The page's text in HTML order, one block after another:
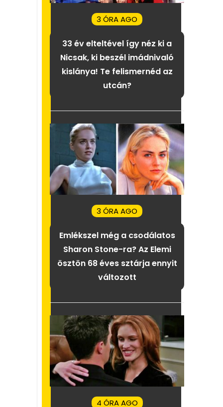
3 ÓRA AGO
33 év elteltével így néz ki a
Nicsak, ki beszél imádnivaló
kislánya! Te felismernéd az
utcán?
3 ÓRA AGO
Emlékszel még a csodálatos
Sharon Stone-ra? Az Elemi
ösztön 68 éves sztárja ennyit
változott
4 ÓRA AGO